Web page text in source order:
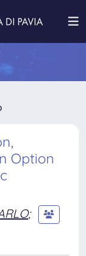
Option
;